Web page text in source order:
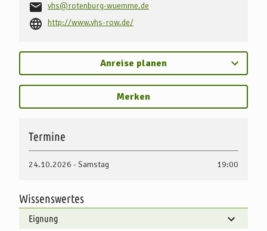
Termine
24.10.2026 - Samstag 19:00
Wissenswertes
Eignung
vhs@rotenburg-wuemme.de
http://www.vhs-row.de/
Anreise planen
Merken